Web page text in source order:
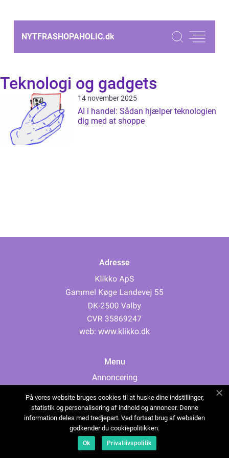
NYTFRASHOPAHOLIC.dk
Teknologi og gadgets
14 november 2025
AI i handel: Sådan hjælper teknologien
dig med at shoppe
Adresse
web: www.klikko.dk
Menu
Annoncering
Cookies
Kontakt os
Sitemap
På vores website bruges cookies til at huske dine indstillinger,
statistik og personalisering af indhold og annoncer. Denne
information deles med tredjepart. Ved fortsat brug af websiden
godkender du cookiepolitikken.
Ok Privatlivspolitik